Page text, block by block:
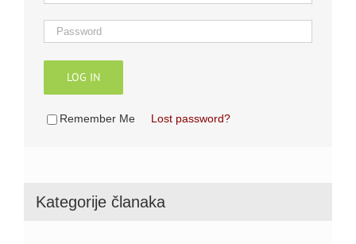
LOG IN
Remember Me Lost password?
Kategorije članaka